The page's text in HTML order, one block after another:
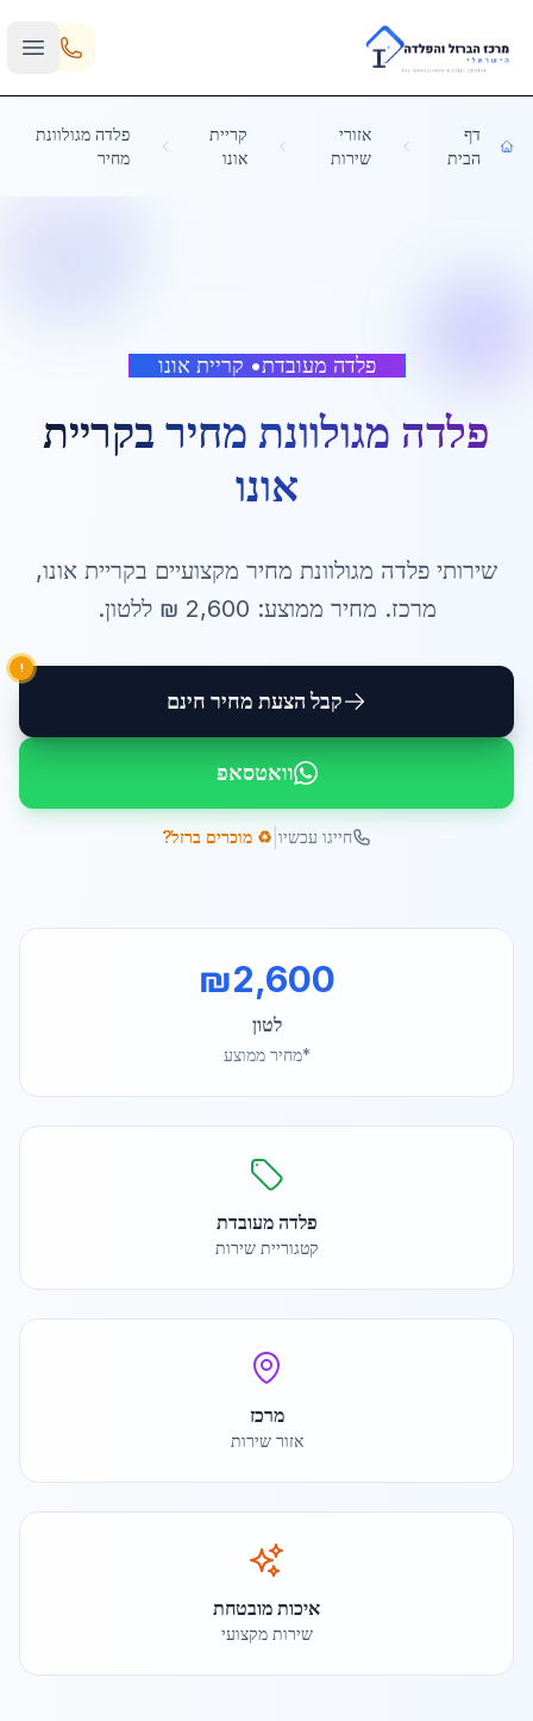
Skip to main content
דף
הבית
אזורי
שירות
קריית
אונו
פלדה מגולוונת
מחיר
פלדה מעובדת• קריית אונו
פלדה מגולוונת מחיר בקריית
אונו
שירותי פלדה מגולוונת מחיר מקצועיים בקריית אונו,
מרכז. מחיר ממוצע: 2,600 ₪ ללטון.
קבל הצעת מחיר חינם
!
וואטסאפ
חייגו עכשיו ♻️ מוכרים ברזל?
₪2,600
לטון
*מחיר ממוצע
פלדה מעובדת
קטגוריית שירות
מרכז
אזור שירות
איכות מובטחת
שירות מקצועי